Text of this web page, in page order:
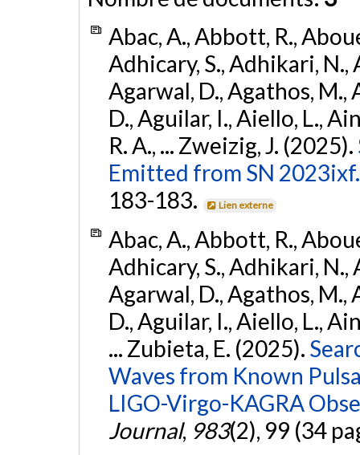
Abac, A., Abbott, R.,
Adhicary, S., Adhikari, N.,
Agarwal, D., Agathos, M.,
D., Aguilar, I., Aiello, L.,
R. A., ... Zweizig, J. (2025).
Emitted from SN 2023ixf.
183-183.
Lien externe
Abac, A., Abbott, R.,
Adhicary, S., Adhikari, N.,
Agarwal, D., Agathos, M.,
D., Aguilar, I., Aiello, L.,
... Zubieta, E. (2025).
Waves from Known
LIGO-Virgo-KAGRA
Journal, 983(2), 99 (34